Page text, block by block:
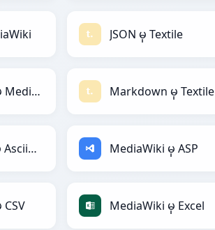
JSON မှ Textile
Markdown မှ MediaWiki Markdown မှ Textile
MediaWiki မှ AsciiDoc MediaWiki မှ ASP
MediaWiki မှ Excel